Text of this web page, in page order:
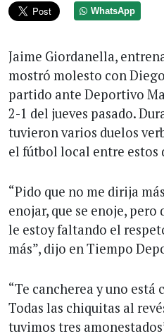
WhatsApp
Jaime Giordanella,
mostró molesto con
partido ante Deportivo
2-1 del jueves pasado.
tuvieron varios duelos
el fútbol local entre estos
“Pido que no me dirija
enojar, que se enoje, pero
le estoy faltando el
más”, dijo en Tiempo
“Te cancherea y uno está
Todas las chiquitas al
tuvimos tres